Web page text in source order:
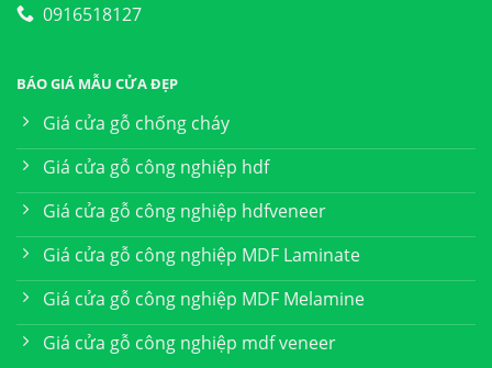
0916518127
BÁO GIÁ MẪU CỬA ĐẸP
Giá cửa gỗ chống cháy
Giá cửa gỗ công nghiệp hdf
Giá cửa gỗ công nghiệp hdfveneer
Giá cửa gỗ công nghiệp MDF Laminate
Giá cửa gỗ công nghiệp MDF Melamine
Giá cửa gỗ công nghiệp mdf veneer